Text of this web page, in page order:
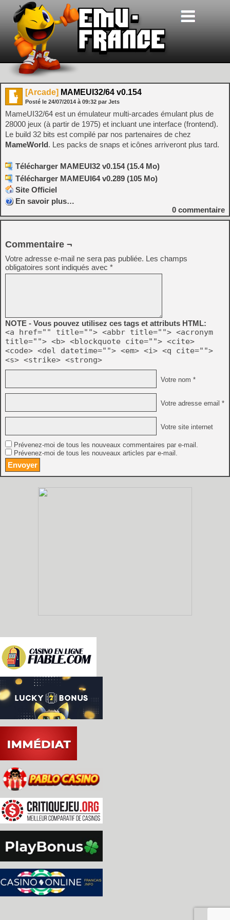
[Arcade] MAMEUI32/64 v0.154
Posté le 24/07/2014 à 09:32 par Jets
MameUI32/64 est un émulateur multi-arcades émulant plus de
28000 jeux (à partir de 1975) et incluant une interface (frontend).
Le build 32 bits est compilé par nos partenaires de chez
MameWorld. Les packs de snaps et icônes arriveront plus tard.
Télécharger MAMEUI32 v0.154 (15.4 Mo)
Télécharger MAMEUI64 v0.289 (105 Mo)
Site Officiel
En savoir plus…
0 commentaire
Commentaire ¬
Votre adresse e-mail ne sera pas publiée. Les champs
obligatoires sont indiqués avec *
NOTE - Vous pouvez utilisez ces tags et attributs HTML:
<a href="" title=""> <abbr title=""> <acronym
title=""> <b> <blockquote cite=""> <cite>
<code> <del datetime=""> <em> <i> <q cite="">
<s> <strike> <strong>
Votre nom *
Votre adresse email *
Votre site internet
Prévenez-moi de tous les nouveaux commentaires par e-mail.
Prévenez-moi de tous les nouveaux articles par e-mail.